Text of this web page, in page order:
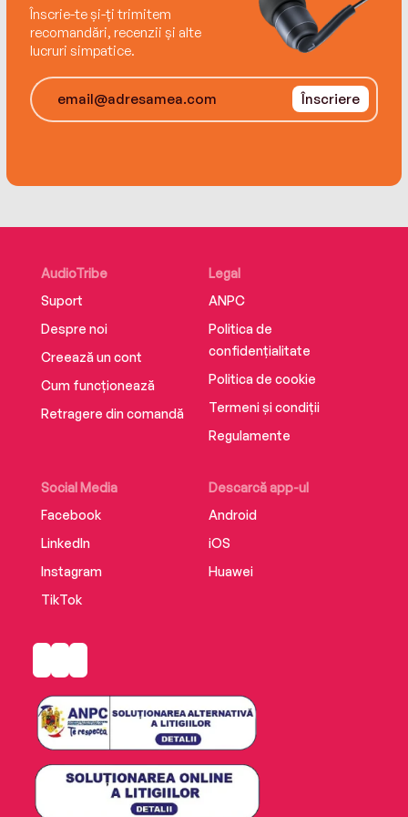
recipient of seven honorary doctorates in
American studies. His two-volume, annotated
Nixon Tapes won the Arthur S. Link–Warren F.
Kuehl Prize. He lives in Austin, Texas, with his wife
and three children.
Înscrie-te și-ți trimitem
recomandări, recenzii și alte
lucruri simpatice.
Înscriere
AudioTribe
Suport
Despre noi
Creează un cont
Cum funcționează
Retragere din comandă
Social Media
Facebook
LinkedIn
Instagram
TikTok
Descarcă app-ul
Android
iOS
Huawei
Legal
ANPC
Politica de
confidențialitate
Politica de cookie
Termeni și condiții
Regulamente